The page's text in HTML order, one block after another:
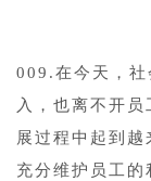
009.在今天，社
入，也离不开
展过程中起到
充分维护员工